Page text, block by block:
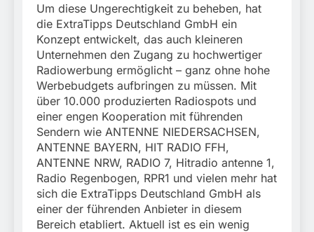
Um diese Ungerechtigkeit zu beheben, hat
die ExtraTipps Deutschland GmbH ein
Konzept entwickelt, das auch kleineren
Unternehmen den Zugang zu hochwertiger
Radiowerbung ermöglicht – ganz ohne hohe
Werbebudgets aufbringen zu müssen. Mit
über 10.000 produzierten Radiospots und
einer engen Kooperation mit führenden
Sendern wie ANTENNE NIEDERSACHSEN,
ANTENNE BAYERN, HIT RADIO FFH,
ANTENNE NRW, RADIO 7, Hitradio antenne 1,
Radio Regenbogen, RPR1 und vielen mehr hat
sich die ExtraTipps Deutschland GmbH als
einer der führenden Anbieter in diesem
Bereich etabliert. Aktuell ist es ein wenig